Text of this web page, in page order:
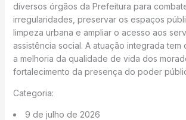
diversos órgãos da Prefeitura para
irregularidades, preservar os espaços
limpeza urbana e ampliar o acesso aos
assistência social. A atuação integrada tem
a melhoria da qualidade de vida dos
fortalecimento da presença do poder
Categoria:
9 de julho de 2026